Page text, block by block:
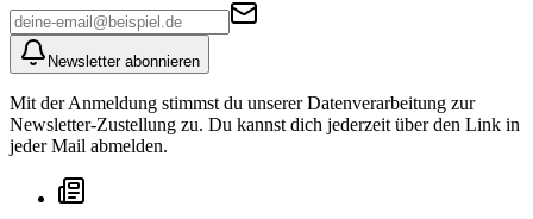
Newsletter abonnieren
Mit der Anmeldung stimmst du unserer Datenverarbeitung zur
Newsletter-Zustellung zu. Du kannst dich jederzeit über den Link in
jeder Mail abmelden.